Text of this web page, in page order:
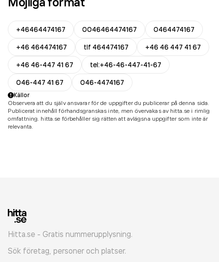
+46464474167 0046464474167
0464474167
+46 464474167
tlf 464474167
+46 46 447 41 67
+46 46-447 41 67
tel:+46-46-447-41-67
046-447 41 67
046-4474167
Källor
Observera att du själv ansvarar för de uppgifter du publicerar på denna sida.
Publicerat innehåll förhandsgranskas inte, men övervakas av hitta.se i rimlig
omfattning. hitta.se förbehåller sig rätten att avlägsna uppgifter som inte är
relevanta.
Hitta.se - Gratis nummerupplysning.
Sök företag, personer och platser.